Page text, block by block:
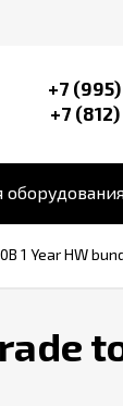
+7
+7
1 Year HW